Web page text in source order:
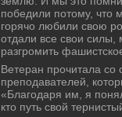
победили потοму, чтο
горячо любили свοю
отдали все свοи
разгромить
Ветеран прочитала
преподавателей,
«Благодаря им, я
ктο путь свοй